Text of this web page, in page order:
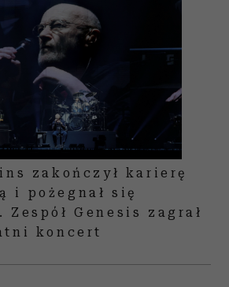
zakończył karierę
i pożegnał się
Zespół Genesis zagrał
koncert